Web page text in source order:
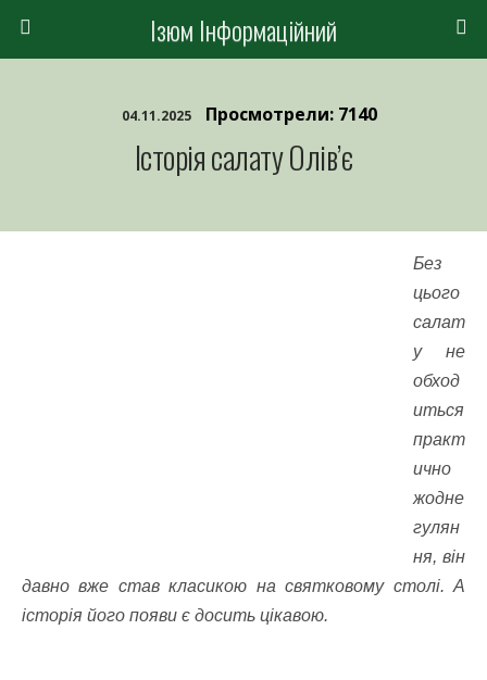
Ізюм Інформаційний
04.11.2025 Просмотрели: 7140
Історія салату Олів’є
Без
цього
салат
у не
обход
иться
практ
ично
жодне
гулян
ня, він
давно вже став класикою на святковому столі. А
історія його появи є досить цікавою.